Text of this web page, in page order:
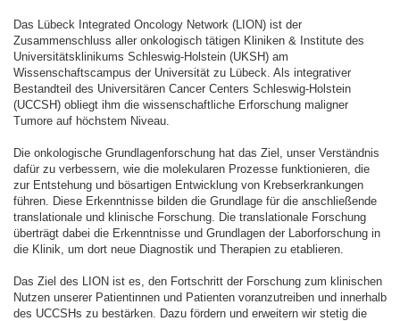
Das Lübeck Integrated Oncology Network (LION) ist der
Zusammenschluss aller onkologisch tätigen Kliniken & Institute des
Universitätsklinikums Schleswig-Holstein (UKSH) am
Wissenschaftscampus der Universität zu Lübeck. Als integrativer
Bestandteil des Universitären Cancer Centers Schleswig-Holstein
(UCCSH) obliegt ihm die wissenschaftliche Erforschung maligner
Tumore auf höchstem Niveau.
Die onkologische Grundlagenforschung hat das Ziel, unser Verständnis
dafür zu verbessern, wie die molekularen Prozesse funktionieren, die
zur Entstehung und bösartigen Entwicklung von Krebserkrankungen
führen. Diese Erkenntnisse bilden die Grundlage für die anschließende
translationale und klinische Forschung. Die translationale Forschung
überträgt dabei die Erkenntnisse und Grundlagen der Laborforschung in
die Klinik, um dort neue Diagnostik und Therapien zu etablieren.
Das Ziel des LION ist es, den Fortschritt der Forschung zum klinischen
Nutzen unserer Patientinnen und Patienten voranzutreiben und innerhalb
des UCCSHs zu bestärken. Dazu fördern und erweitern wir stetig die